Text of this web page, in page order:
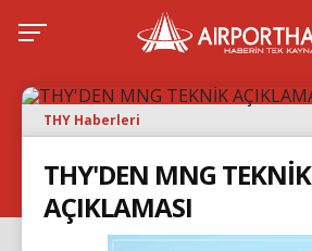
THY Haberleri
THY'DEN MNG TEKNİK
AÇIKLAMASI